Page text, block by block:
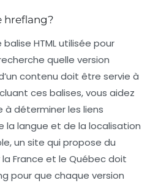
hreflang?
HTML utilisée pour
quelle version
contenu doit être servie à
ces balises, vous aidez
à déterminer les liens
la langue et de la localisation
un site qui propose du
France et le Québec doit
pour que chaque version